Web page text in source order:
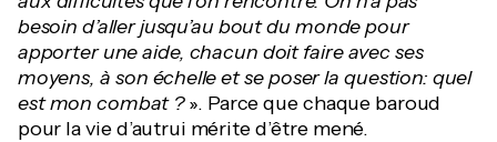
besoin d’aller jusqu’au bout du monde pour
apporter une aide, chacun doit faire avec ses
moyens, à son échelle et se poser la question: quel
est mon combat ?». Parce que chaque baroud
pour la vie d’autrui mérite d’être mené.